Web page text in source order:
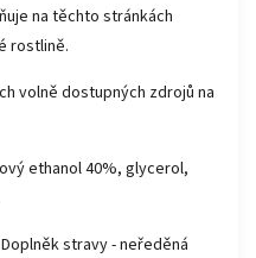
na těchto stránkách
rostlině.
volně dostupných zdrojů na
ethanol 40%, glycerol,
stravy - neředěná